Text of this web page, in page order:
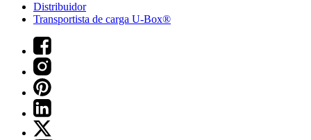
Distribuidor
Transportista de carga U-Box®